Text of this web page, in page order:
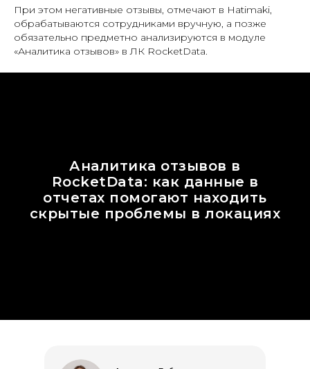
При этом негативные отзывы, отмечают в Hatimaki,
обрабатываются сотрудниками вручную, а позже
обязательно предметно анализируются в модуле
«Аналитика отзывов» в ЛК RocketData.
Аналитика отзывов в
RocketData: как данные в
отчетах помогают находить
скрытые проблемы в локациях